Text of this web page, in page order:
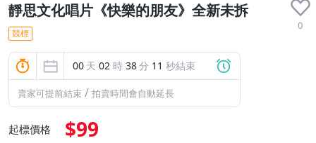
靜思文化唱片《快樂的朋友》全新未拆
0
競標
00 天 02 時 38分 11 秒結束
賣家可提前結束 / 拍賣時間會自動延長
起標價格 $99